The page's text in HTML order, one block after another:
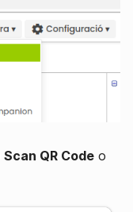
Scan QR Code o